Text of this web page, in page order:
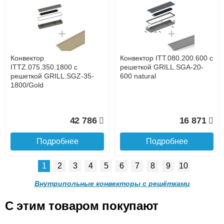
до подъезда
услуга платная
Конвектор ITT.080.200.1300
с решеткой GRILL.SGW-20-
1300 венге
35 326
Подробнее
Конвектор ITT.080.200.1000
с решеткой GRILL.SGW-20-
1000 венге
28 391
Конвектор ITT.080.200.900 с
решеткой GRILL.SGW-20-
900 венге
Конвектор ITT.080.200.800 с
решеткой GRILL.SGW-20-
800 венге
Конвектор
ITTZ.075.350.1800 с
решеткой GRILL.SGZ-35-
1800/Gold
42 786
Подробнее
Конвектор ITT.080.200.600 с
решеткой GRILL.SGA-20-
600 natural
16 871
Подробнее
1 2 3 4 5 6 7 8 9 10
Внутрипольные конвекторы с решётками
C этим товаром покупают